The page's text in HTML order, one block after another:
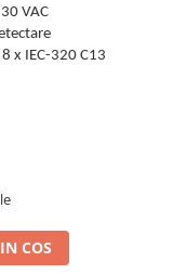
VAC
x IEC-320 C13
COS